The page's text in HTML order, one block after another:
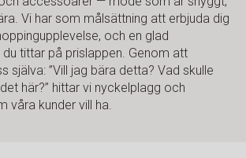
Vi har som målsättning att erbjuda dig
och en glad
du tittar på prislappen. Genom att
själva: ”Vill jag bära detta? Vad skulle
här?” hittar vi nyckelplagg och
våra kunder vill ha.